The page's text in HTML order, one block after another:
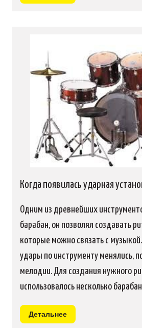
Когда появилась ударная
Одним из древнейших
барабан, он позволял создавать
которые можно связать с
удары по инструменту менялись,
мелодии. Для создания нужного
использовалось несколько
Детальнее